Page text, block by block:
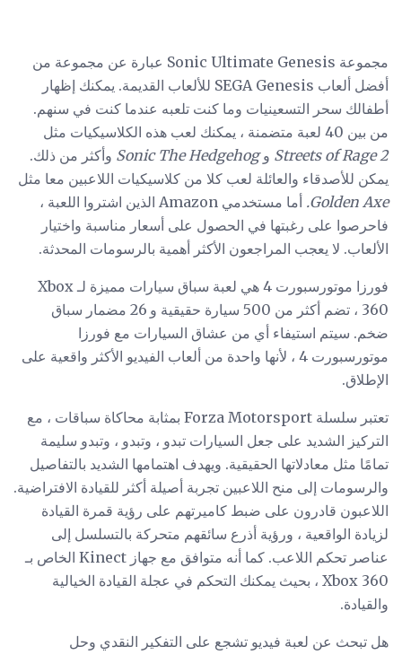
مجموعة Sonic Ultimate Genesis عبارة عن مجموعة من
أفضل ألعاب SEGA Genesis للألعاب القديمة. يمكنك إظهار
أطفالك سحر التسعينيات وما كنت تلعبه عندما كنت في سنهم.
من بين 40 لعبة متضمنة ، يمكنك لعب هذه الكلاسيكيات مثل
Streets of Rage 2 وSonic The Hedgehog وأكثر من ذلك.
يمكن للأصدقاء والعائلة لعب كلا من كلاسيكيات اللاعبين معا مثل
Golden Axe.
أما مستخدمي Amazon الذين اشتروا اللعبة ،
فاحرصوا على رغبتها في الحصول على أسعار مناسبة واختيار
الألعاب. لا يعجب المراجعون الأكثر أهمية بالرسومات المحدثة.
فورزا موتورسبورت 4 هي لعبة سباق سيارات مميزة لـ Xbox
360 ، تضم أكثر من 500 سيارة حقيقية و 26 مضمار سباق
ضخم. سيتم استيفاء أي من عشاق السيارات مع فورزا
موتورسبورت 4 ، لأنها واحدة من ألعاب الفيديو الأكثر واقعية على
الإطلاق.
تعتبر سلسلة Forza Motorsport بمثابة محاكاة سباقات ، مع
التركيز الشديد على جعل السيارات تبدو ، وتبدو ، وتبدو سليمة
تمامًا مثل معادلاتها الحقيقية. ويهدف اهتمامها الشديد بالتفاصيل
والرسومات إلى منح اللاعبين تجربة أصيلة أكثر للقيادة الافتراضية.
اللاعبون قادرون على ضبط كاميرتهم على رؤية قمرة القيادة
لزيادة الواقعية ، ورؤية أذرع سائقهم متحركة بالتسلسل إلى
عناصر تحكم اللاعب. كما أنه متوافق مع جهاز Kinect الخاص بـ
Xbox 360 ، بحيث يمكنك التحكم في عجلة القيادة الخيالية
والقيادة.
هل تبحث عن لعبة فيديو تشجع على التفكير النقدي وحل